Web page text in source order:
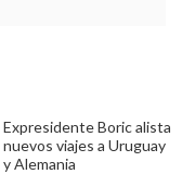
Expresidente Boric alista
nuevos viajes a Uruguay
y Alemania